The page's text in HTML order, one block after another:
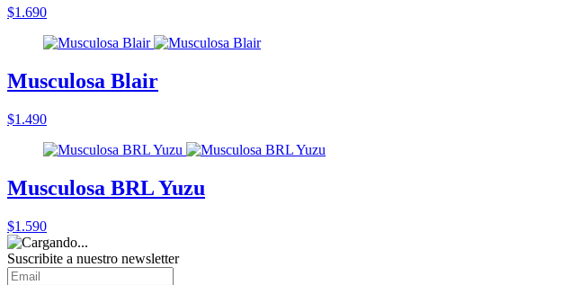
$1.690
Musculosa Blair
$1.490
Musculosa BRL Yuzu
$1.590
Suscribite a nuestro newsletter